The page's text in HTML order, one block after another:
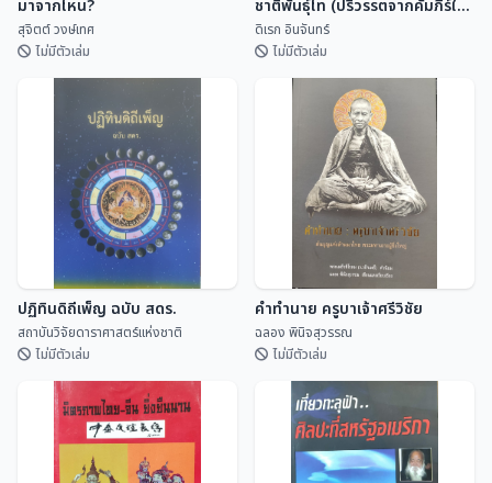
ชื่อบ้านนามเมือง จังหวัดเชียงใหม่
มาจากไหน?
สุจิตต์ วงษ์เทศ
มาจากไหน?
สุจิตต์ วงษ์เทศ
ไม่มีตัวเล่ม
สัพพะตำราดาราศาสตร์กลุ่ม
ชาติพันธุ์ไท (ปริวรรตจากคัมภีร์ใบ
ลานและพับสา)
ดิเรก อินจันทร์
ชาติพันธุ์ไท (ปริวรรตจากคัมภีร์ใบ
ลานและพับสา)
ดิเรก อินจันทร์
ไม่มีตัวเล่ม
ปฏิทินดิถีเพ็ญ ฉบับ สดร.
สถาบันวิจัยดาราศาสตร...
ปฏิทินดิถีเพ็ญ ฉบับ สดร.
สถาบันวิจัยดาราศาสตร์แห่งชาติ
ไม่มีตัวเล่ม
คำทำนาย ครูบาเจ้าศรีวิชัย
ฉลอง พินิจสุวรรณ
คำทำนาย ครูบาเจ้าศรีวิชัย
ฉลอง พินิจสุวรรณ
ไม่มีตัวเล่ม